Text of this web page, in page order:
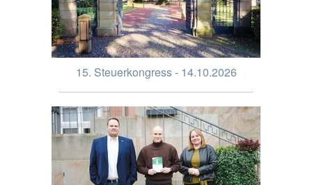
15. Steuerkongress - 14.10.2026